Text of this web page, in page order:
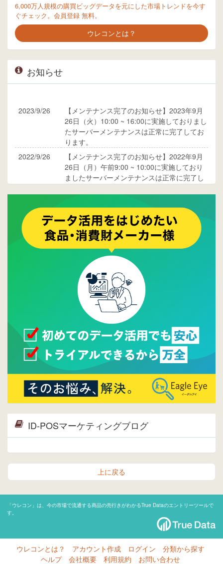
6,000万人規模の購買ビッグデータを元にした市場トレンドを今す
ぐチェック。会員登録 無料。
ウレコンとは？
お知らせ
2023/9/26
【メンテナンス完了のお知らせ】2023年9月
26日（火）10:00 ~ 16:00に実施しておりまし
たサーバーメンテナンスは正常に完了してお
ります。
2022/9/26
【メンテナンス完了のお知らせ】2022年9月
26日（月）午前9:00 ~ 10:00に実施しており
ましたサーバーメンテナンスは正常に完了し
ご覧ください。
2015/10/19
ウレコンのサイト機能を大幅バージョンアッ
プ。詳細はこちら。⇒告知ページへ
2015/09/28
ウレコンが機能拡充し、サイトリニューアル
しました。⇒
ウレコンFacebook
Facebookページを開設しました。詳細は
ら。
ウレコンサイトリリースしました。
ID-POSマーケティングブログ
上に戻る
「ウレコン」は、今の市場で流通する商品の売行きがわかるTrue Dataのエントリーツールで
す。
ウレコンとは？ アカウント作成 ログイン
分類から探す
ヘルプ
会社概要 利用規約 お問い合わせ